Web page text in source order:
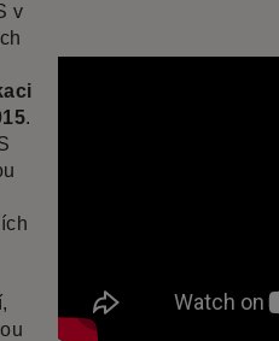
v
.